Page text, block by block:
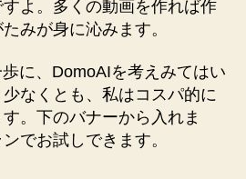
よ。多くの動画を作れば作
みが身に沁みます。
に、DomoAIを考えみてはい
なくとも、私はコスパ的に
。下のバナーから入れま
でお試しできます。